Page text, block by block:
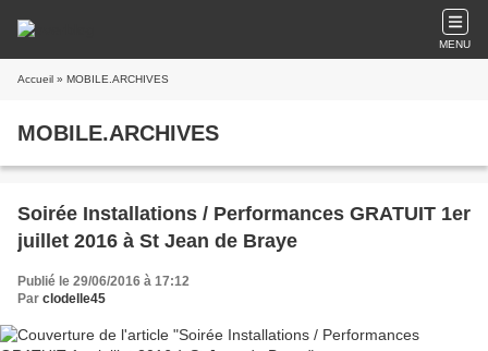
MENU
Accueil » MOBILE.ARCHIVES
MOBILE.ARCHIVES
Soirée Installations / Performances GRATUIT 1er
juillet 2016 à St Jean de Braye
Publié le 29/06/2016 à 17:12
Par clodelle45